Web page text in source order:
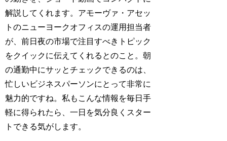
解説してくれます。アモーヴァ・アセッ
トのニューヨークオフィスの運用担当者
が、前日夜の市場で注目すべきトピック
をクイックに伝えてくれるとのこと。朝
の通勤中にサッとチェックできるのは、
忙しいビジネスパーソンにとって非常に
魅力的ですね。私もこんな情報を毎日手
軽に得られたら、一日を気分良くスター
トできる気がします。